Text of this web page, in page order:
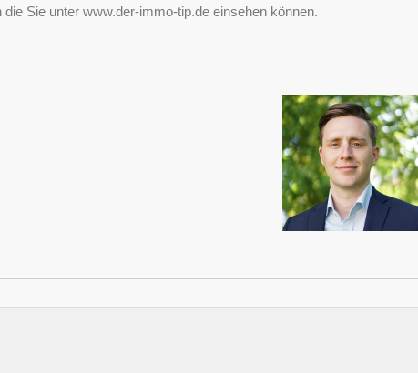
Sie unter www.der-immo-tip.de einsehen können.